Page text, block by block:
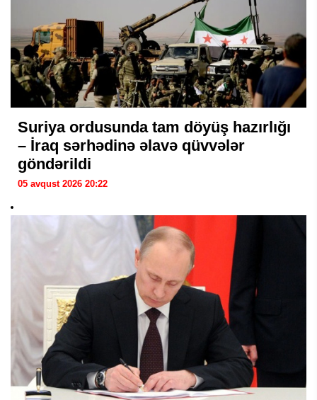
Suriya ordusunda tam döyüş hazırlığı
– İraq sərhədinə əlavə qüvvələr
göndərildi
05 avqust 2026 20:22